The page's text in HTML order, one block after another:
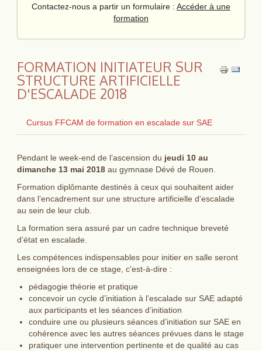
Contactez-nous a partir un formulaire : Accéder à une
formation
FORMATION INITIATEUR SUR
STRUCTURE ARTIFICIELLE
D'ESCALADE 2018
Cursus FFCAM de formation en escalade sur SAE
Pendant le week-end de l’ascension du jeudi 10 au
dimanche 13 mai 2018au gymnase Dévé de Rouen.
Formation diplômante destinés à ceux qui souhaitent aider
dans l’encadrement sur une structure artificielle d'escalade
au sein de leur club.
La formation sera assuré par un cadre technique breveté
d’état en escalade.
Les compétences indispensables pour initier en salle seront
enseignées lors de ce stage, c'est-à-dire :
pédagogie théorie et pratique
concevoir un cycle d’initiation à l’escalade sur SAE adapté
aux participants et les séances d’initiation
conduire une ou plusieurs séances d’initiation sur SAE en
cohérence avec les autres séances prévues dans le stage
pratiquer une intervention pertinente et de qualité au cas